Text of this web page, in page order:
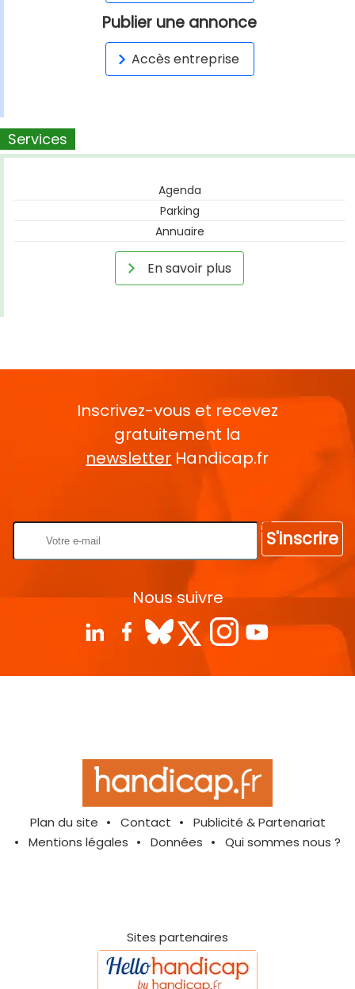
Publier une annonce
Accès entreprise
Services
Agenda
Parking
Annuaire
En savoir plus
Inscrivez-vous et recevez
gratuitement la
newsletter Handicap.fr
S'inscrire
Nous suivre
Plan du site Contact
Publicité & Partenariat
Mentions légales
Données Qui sommes nous ?
Sites partenaires